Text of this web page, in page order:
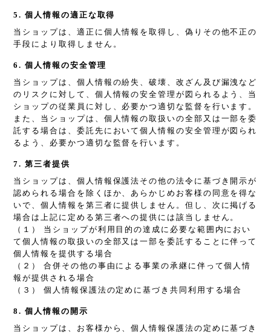
5. 個人情報の適正な取得
当ショップは、適正に個人情報を取得し、偽りその他不正の
手段により取得しません。
6. 個人情報の安全管理
当ショップは、個人情報の紛失、破壊、改ざん及び漏洩など
のリスクに対して、個人情報の安全管理が図られるよう、当
ショップの従業員に対し、必要かつ適切な監督を行います。
また、当ショップは、個人情報の取扱いの全部又は一部を委
託する場合は、委託先において個人情報の安全管理が図られ
るよう、必要かつ適切な監督を行います。
7. 第三者提供
当ショップは、個人情報保護法その他の法令に基づき開示が
認められる場合を除くほか、あらかじめお客様の同意を得な
いで、個人情報を第三者に提供しません。但し、次に掲げる
場合は上記に定める第三者への提供には該当しません。
（１） 当ショップが利用目的の達成に必要な範囲内におい
て個人情報の取扱いの全部又は一部を委託することに伴って
個人情報を提供する場合
（２） 合併その他の事由による事業の承継に伴って個人情
報が提供される場合
（３） 個人情報保護法の定めに基づき共同利用する場合
8. 個人情報の開示
当ショップは、お客様から、個人情報保護法の定めに基づき